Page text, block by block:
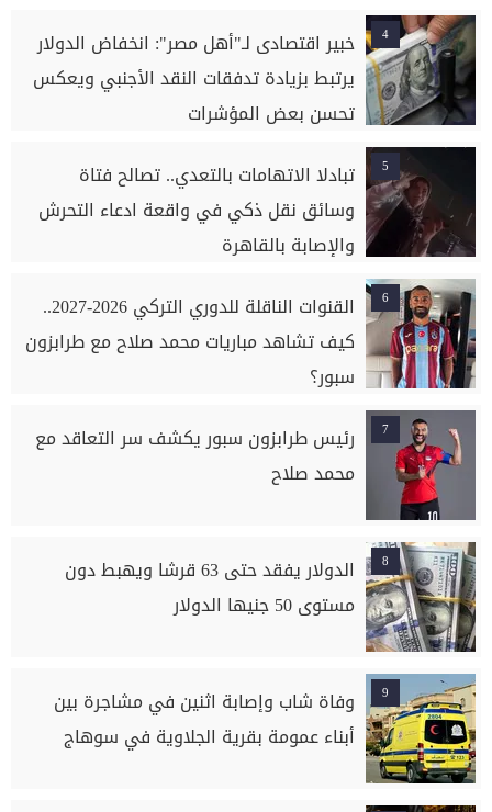
4
خبير اقتصادى لـ"أهل مصر": انخفاض الدولار
يرتبط بزيادة تدفقات النقد الأجنبي ويعكس
تحسن بعض المؤشرات
5
تبادلا الاتهامات بالتعدي.. تصالح فتاة
وسائق نقل ذكي في واقعة ادعاء التحرش
والإصابة بالقاهرة
6
القنوات الناقلة للدوري التركي 2026-2027..
كيف تشاهد مباريات محمد صلاح مع طرابزون
سبور؟
7
رئيس طرابزون سبور يكشف سر التعاقد مع
محمد صلاح
8
الدولار يفقد حتى 63 قرشا ويهبط دون
مستوى 50 جنيها الدولار
9
وفاة شاب وإصابة اثنين في مشاجرة بين
أبناء عمومة بقرية الجلاوية في سوهاج